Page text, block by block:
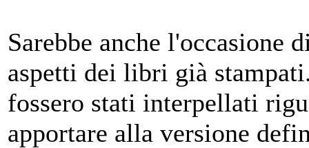
Sarebbe anche l'occasione
aspetti dei libri già
fossero stati interpellati
apportare alla versione